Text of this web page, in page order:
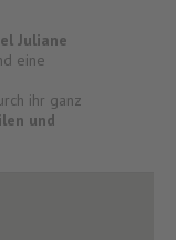
Juliane
eine
ihr ganz
und